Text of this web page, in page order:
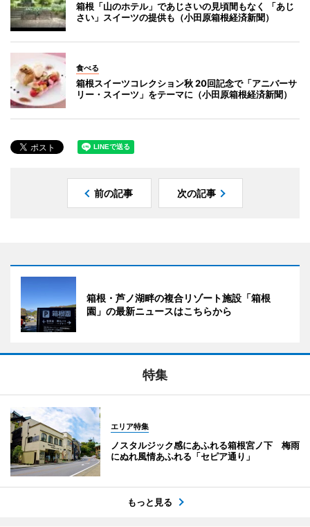
箱根「山のホテル」であじさいの見頃間もなく 「あじ
さい」スイーツの提供も（小田原箱根経済新聞）
食べる
箱根スイーツコレクション秋 20回記念で「アニバーサ
リー・スイーツ」をテーマに（小田原箱根経済新聞）
前の記事 次の記事
箱根・芦ノ湖畔の複合リゾート施設「箱根
園」の最新ニュースはこちらから
特集
エリア特集
ノスタルジック感にあふれる箱根宮ノ下 梅雨
にぬれ風情あふれる「セピア通り」
もっと見る